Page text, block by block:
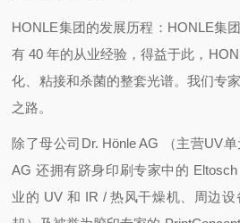
HONLE集团的发展历程：HONLE集
有 40 年的从业经验，得益于此，
化、粘接和杀菌的整套光谱。我们专
之路。
除了母公司Dr. Hönle AG （主营UV
AG 还拥有跻身印刷专家中的
业的 UV 和 IR / 热风干燥机、周边